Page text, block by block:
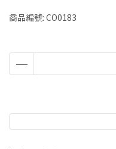
商品編號: CO0183